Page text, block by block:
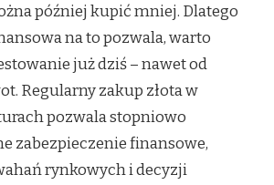
później kupić mniej. Dlatego
na to pozwala, warto
już dziś – nawet od
Regularny zakup złota w
pozwala stopniowo
zabezpieczenie finansowe,
rynkowych i decyzji